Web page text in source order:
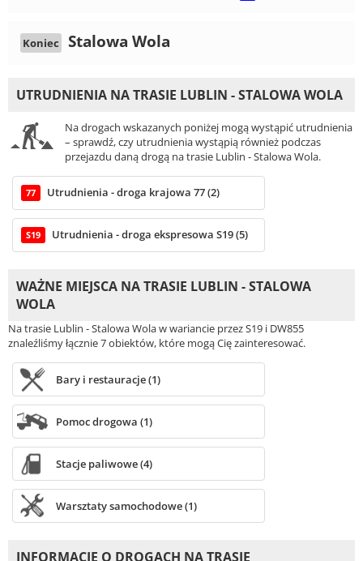
Koniec Stalowa Wola
UTRUDNIENIA NA TRASIE LUBLIN - STALOWA WOLA
Na drogach wskazanych poniżej mogą wystąpić utrudnienia
– sprawdź, czy utrudnienia wystąpią również podczas
przejazdu daną drogą na trasie Lublin - Stalowa Wola.
77 Utrudnienia - droga krajowa 77 (2)
S19 Utrudnienia - droga ekspresowa S19 (5)
WAŻNE MIEJSCA NA TRASIE LUBLIN - STALOWA
WOLA
Na trasie Lublin - Stalowa Wola w wariancie przez S19 i DW855
znaleźliśmy łącznie 7 obiektów, które mogą Cię zainteresować.
Bary i restauracje (1)
Pomoc drogowa (1)
Stacje paliwowe (4)
Warsztaty samochodowe (1)
INFORMACJE O DROGACH NA TRASIE